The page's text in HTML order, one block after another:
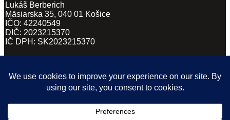
Lukáš Berberich
Mäsiarska 35, 040 01 Košice
IČO: 42240549
DIČ: 2023215370
IČ DPH: SK2023215370
ZÁSADY SPRACÚVANIA OSOBNÝCH ÚDAJOV
(DOCX, 169KB)
POVINNÉ ZVEREJŇOVANIE
(PDF)